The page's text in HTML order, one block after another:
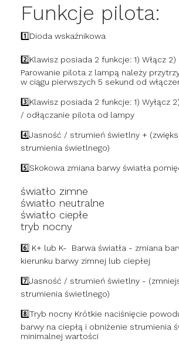
Funkcje pilota:
1️⃣Dioda wskaźnikowa
2️⃣Klawisz posiada 2 funkcje: 1) Włącz
Parowanie pilota z lampą należy
w ciągu pierwszych 5 sekund od
3️⃣Klawisz posiada 2 funkcje: 1) Wyłącz
/ odłączanie pilota od lampy
4️⃣Jasność / strumień świetlny +
strumienia świetlnego)
5️⃣Skokowa zmiana barwy światła
światło zimne
światło neutralne
światło ciepłe
tryb nocny
6️⃣ K+ lub K- Barwa światła - zmiana
kierunku barwy zimnej lub ciepłej
7️⃣Jasność / strumień świetlny -
strumienia świetlnego)
8️⃣Tryb nocny Krótkie naciśnięcie
barwy na ciepłą i obniżenie strumienia
minimalnej wartości